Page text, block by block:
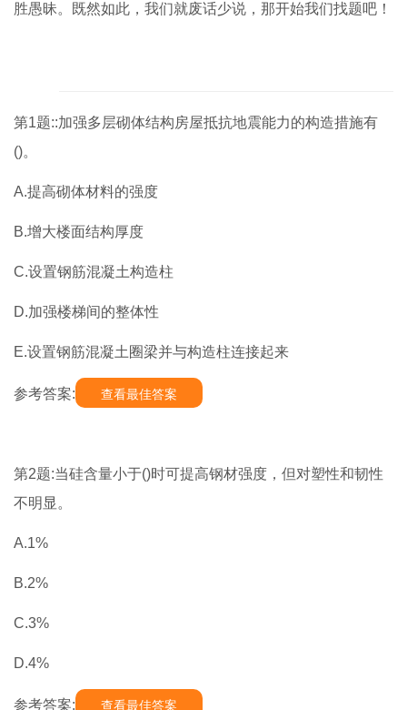
胜愚昧。既然如此，我们就废话少说，那开始我们找题吧！
第1题::加强多层砌体结构房屋抵抗地震能力的构造措施有
()。
A.提高砌体材料的强度
B.增大楼面结构厚度
C.设置钢筋混凝土构造柱
D.加强楼梯间的整体性
E.设置钢筋混凝土圈梁并与构造柱连接起来
参考答案: 查看最佳答案
第2题:当硅含量小于()时可提高钢材强度，但对塑性和韧性
不明显。
A.1%
B.2%
C.3%
D.4%
参考答案: 查看最佳答案